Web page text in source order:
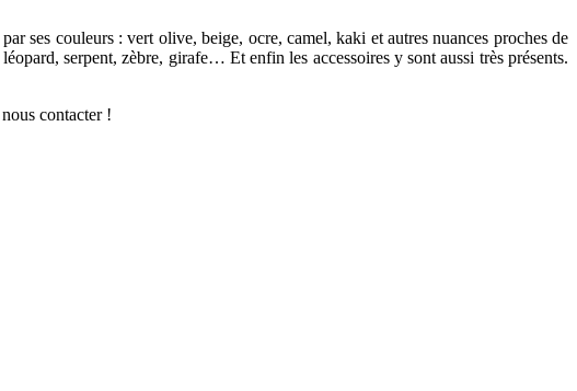
ses couleurs : vert olive, beige, ocre, camel, kaki et autres nuances proches de
serpent, zèbre, girafe… Et enfin les accessoires y sont aussi très présents.
contacter !